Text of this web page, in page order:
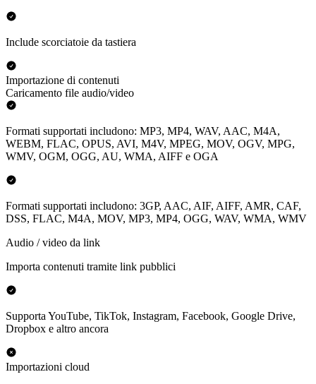
Include scorciatoie da tastiera
Importazione di contenuti
Caricamento file audio/video
Formati supportati includono: MP3, MP4, WAV, AAC, M4A,
WEBM, FLAC, OPUS, AVI, M4V, MPEG, MOV, OGV, MPG,
WMV, OGM, OGG, AU, WMA, AIFF e OGA
Formati supportati includono: 3GP, AAC, AIF, AIFF, AMR, CAF,
DSS, FLAC, M4A, MOV, MP3, MP4, OGG, WAV, WMA, WMV
Audio / video da link
Importa contenuti tramite link pubblici
Supporta YouTube, TikTok, Instagram, Facebook, Google Drive,
Dropbox e altro ancora
Importazioni cloud